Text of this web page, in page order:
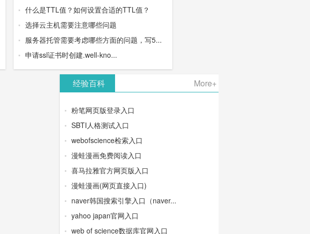
什么是TTL值？如何设置合适的TTL值？
选择云主机需要注意哪些问题
服务器托管需要考虑哪些方面的问题，写5...
申请ssl证书时创建.well-kno...
经验百科 More+
粉笔网页版登录入口
SBTI人格测试入口
webofscience检索入口
漫蛙漫画免费阅读入口
喜马拉雅官方网页版入口
漫蛙漫画(网页直接入口)
naver韩国搜索引擎入口（naver...
yahoo japan官网入口
web of science数据库官网入口